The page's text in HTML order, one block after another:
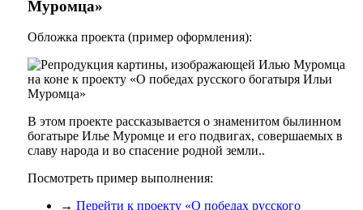
Муромца»
Обложка проекта (пример оформления):
В этом проекте рассказывается о знаменитом былинном
богатыре Илье Муромце и его подвигах, совершаемых в
славу народа и во спасение родной земли..
Посмотреть пример выполнения:
→ Перейти к проекту «О победах русского